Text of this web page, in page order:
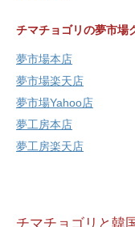
チマチョゴリの夢市場
夢市場本店
夢市場楽天店
夢市場Yahoo店
夢工房本店
夢工房楽天店
チマチョゴリと韓